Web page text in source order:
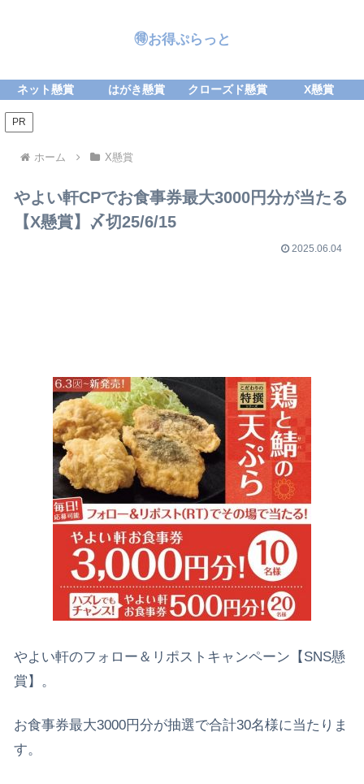
🉐お得ぷらっと
ネット懸賞 はがき懸賞 クローズド懸賞 X懸賞
PR
ホーム X懸賞
やよい軒CPでお食事券最大3000円分が当たる
【X懸賞】〆切25/6/15
2025.06.04
やよい軒のフォロー＆リポストキャンペーン【SNS懸
賞】。
お食事券最大3000円分が抽選で合計30名様に当たりま
す。